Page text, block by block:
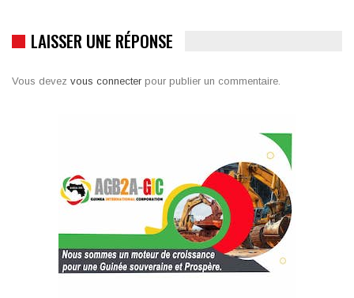
LAISSER UNE RÉPONSE
Vous devez vous connecter pour publier un commentaire.